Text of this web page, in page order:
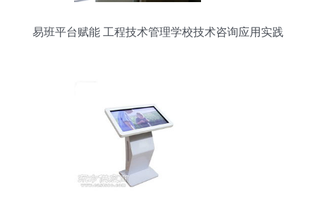
易班平台赋能 工程技术管理学校技术咨询应用实践